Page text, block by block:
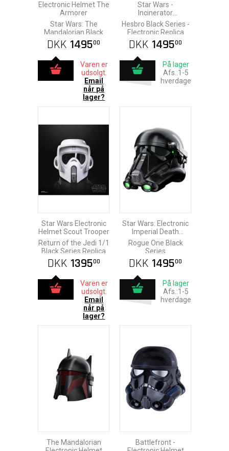
Electronic Helmet The
Armorer
Star Wars: The
Mandalorian Black
Series
DKK 149500
Varen er
udsolgt.
Email
når på
lager?
Star Wars -
Incinerator
Stormtrooper Helmet
Hesbro Black Series -
Electronic Replica
DKK 149500
På lager
Afs.:1-5
hverdage
Star Wars Electronic
Helmet Scout Trooper
Return of the Jedi 1/1
Black Series Replica
DKK 139500
Varen er
udsolgt.
Email
når på
lager?
Star Wars: Electronic
Imperial Death
Trooper Helmet
Rogue One Black
Series
DKK 149500
På lager
Afs.:1-5
hverdage
The Mandalorian
Battlefront -